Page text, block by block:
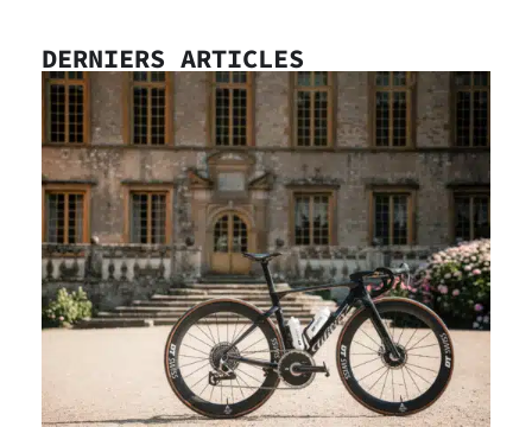
DERNIERS ARTICLES